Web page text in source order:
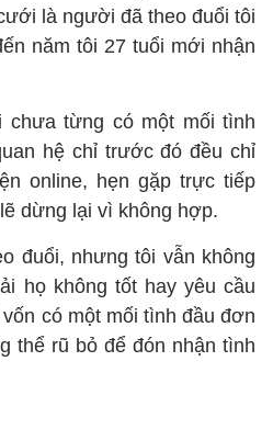
là người đã theo đuổi tôi
năm tôi 27 tuổi mới nhận
chưa từng có một mối tình
hệ chỉ trước đó đều chỉ
online, hẹn gặp trực tiếp
dừng lại vì không hợp.
đuổi, nhưng tôi vẫn không
họ không tốt hay yêu cầu
có một mối tình đầu đơn
thể rũ bỏ để đón nhận tình